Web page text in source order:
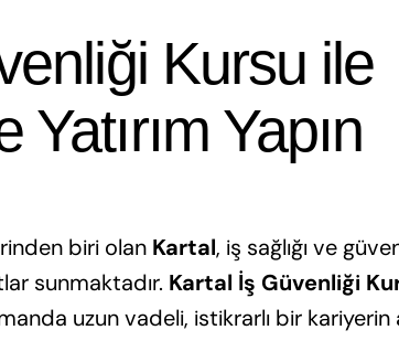
Kursu ile
Yapın
biri olan Kartal, iş sağlığı ve
sunmaktadır. Kartal İş Güvenliği
uzun vadeli, istikrarlı bir kariyerin